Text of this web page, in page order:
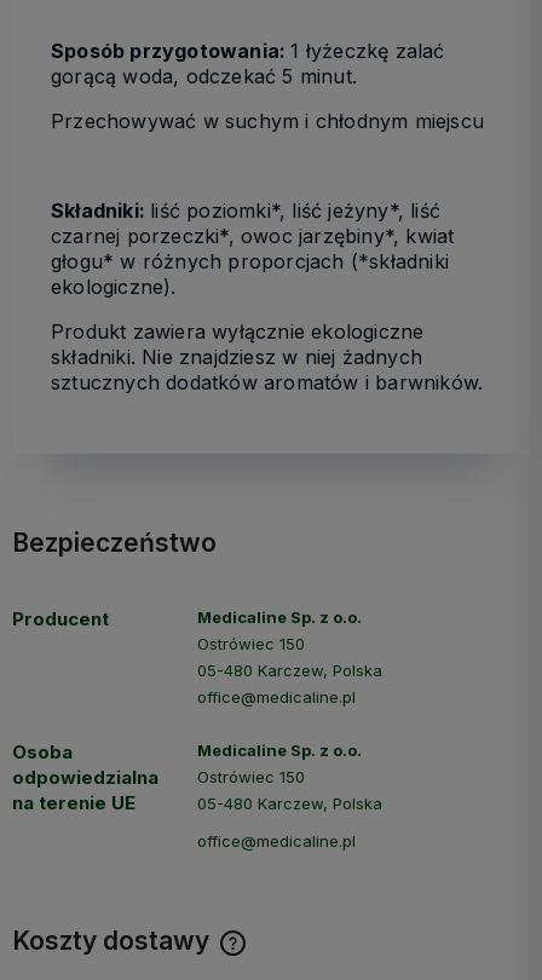
Sposób przygotowania:1 łyżeczkę zalać
gorącą woda, odczekać 5 minut.
Przechowywać w suchym i chłodnym miejscu
Składniki: liść poziomki*, liść jeżyny*, liść
czarnej porzeczki*, owoc jarzębiny*, kwiat
głogu* w różnych proporcjach (*składniki
ekologiczne).
Produkt zawiera wyłącznie ekologiczne
składniki. Nie znajdziesz w niej żadnych
sztucznych dodatków aromatów i barwników.
Bezpieczeństwo
Producent
Medicaline Sp. z o.o.
Ostrówiec 150
05-480 Karczew, Polska
office@medicaline.pl
Osoba
odpowiedzialna
na terenie UE
Medicaline Sp. z o.o.
Ostrówiec 150
05-480 Karczew, Polska
office@medicaline.pl
Koszty dostawy